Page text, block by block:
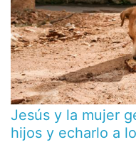
Jesús y la mujer
hijos y echarlo a